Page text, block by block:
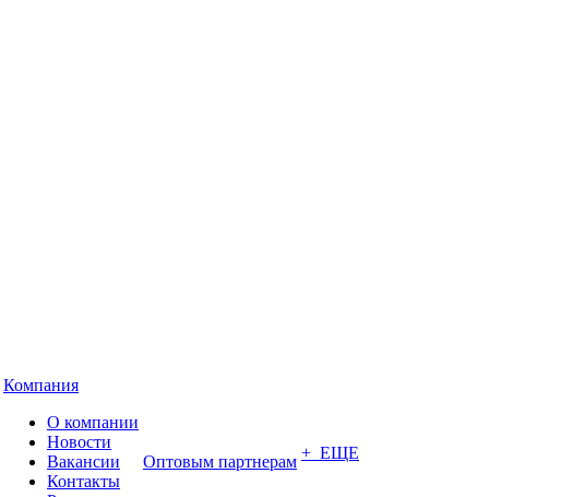
Компания
О компании
Новости
Вакансии
Контакты
Оптовым партнерам + ЕЩЕ